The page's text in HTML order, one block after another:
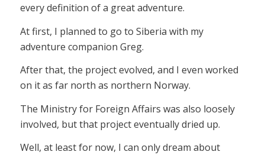
every definition of a great adventure.
At first, I planned to go to Siberia with my
adventure companion Greg.
After that, the project evolved, and I even worked
on it as far north as northern Norway.
The Ministry for Foreign Affairs was also loosely
involved, but that project eventually dried up.
Well, at least for now, I can only dream about